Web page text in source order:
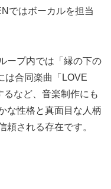
ではボーカルを担当
ープ内では「縁の下の
は合同楽曲「LOVE
など、音楽制作にも
な性格と真面目な人柄
頼される存在です。